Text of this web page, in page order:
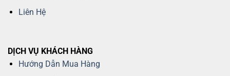
Liên Hệ
DỊCH VỤ KHÁCH HÀNG
Hướng Dẫn Mua Hàng